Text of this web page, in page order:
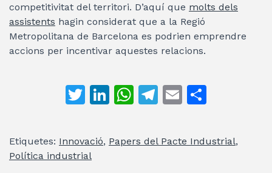
competitivitat del territori. D’aquí que molts dels
assistents hagin considerat que a la Regió
Metropolitana de Barcelona es podrien emprendre
accions per incentivar aquestes relacions.
T
itt
er
Li
k
e
W
at
s
T
e
gr
E
ai
l
m
p
Etiquetes: Innovació, Papers del Pacte Industrial,
Política industrial